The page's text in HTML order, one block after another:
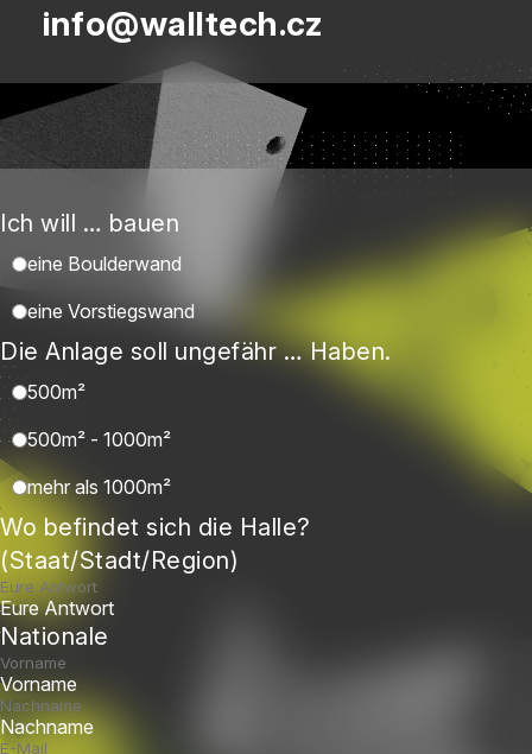
info@walltech.cz
Ich will … bauen
eine Boulderwand
eine Vorstiegswand
Die Anlage soll ungefähr … Haben.
500m²
500m² - 1000m²
mehr als 1000m²
Wo befindet sich die Halle?
(Staat/Stadt/Region)
Eure Antwort
Nationale
Vorname
Nachname